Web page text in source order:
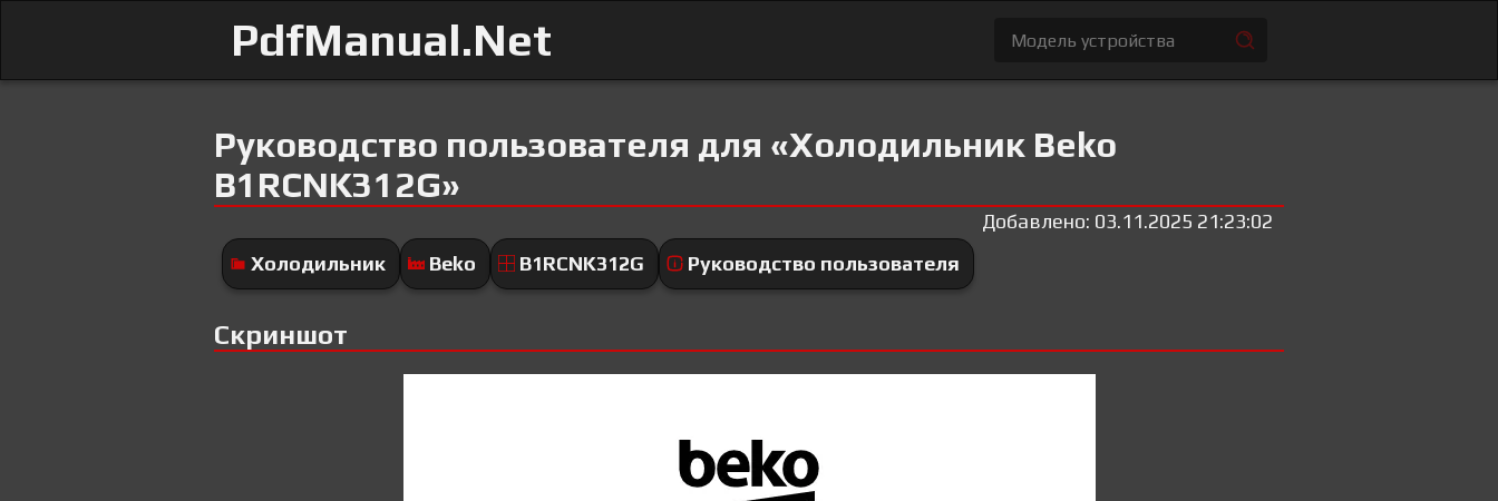
PdfManual.Net
Руководство пользователя для «Холодильник Beko
B1RCNK312G»
Добавлено: 03.11.2025 21:23:02
Холодильник
Beko B1RCNK312G Руководство пользователя
Скриншот